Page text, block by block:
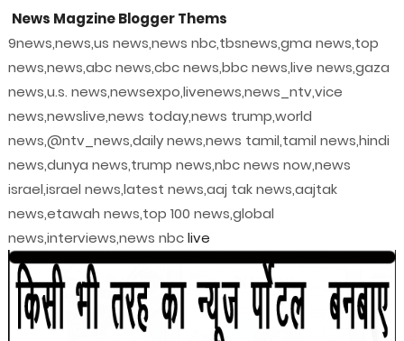
News Magzine Blogger Thems
9news,news,us news,news nbc,tbsnews,gma news,top
news,news,abc news,cbc news,bbc news,live news,gaza
news,u.s. news,newsexpo,livenews,news_ntv,vice
news,newslive,news today,news trump,world
news,@ntv_news,daily news,news tamil,tamil news,hindi
news,dunya news,trump news,nbc news now,news
israel,israel news,latest news,aaj tak news,aajtak
news,etawah news,top 100 news,global
news,interviews,news nbclive